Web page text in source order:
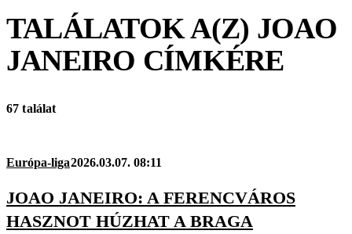
TALÁLATOK A(Z) JOAO
JANEIRO CÍMKÉRE
67 találat
Európa-liga2026.03.07. 08:11
JOAO JANEIRO: A FERENCVÁROS
HASZNOT HÚZHAT A BRAGA